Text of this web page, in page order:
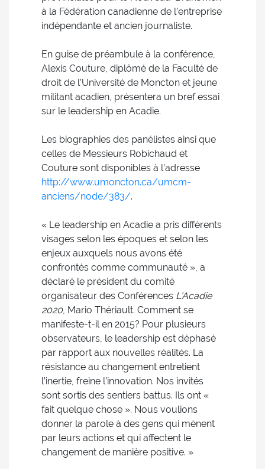
à la Fédération canadienne de l’entreprise
indépendante et ancien journaliste.
En guise de préambule à la conférence,
Alexis Couture, diplômé de la Faculté de
droit de l’Université de Moncton et jeune
militant acadien, présentera un bref essai
sur le leadership en Acadie.
Les biographies des panélistes ainsi que
celles de Messieurs Robichaud et
Couture sont disponibles à l’adresse
http://www.umoncton.ca/umcm-
anciens/node/383/.
« Le leadership en Acadie a pris différents
visages selon les époques et selon les
enjeux auxquels nous avons été
confrontés comme communauté », a
déclaré le président du comité
organisateur des Conférences L’Acadie
2020, Mario Thériault. Comment se
manifeste-t-il en 2015? Pour plusieurs
observateurs, le leadership est déphasé
par rapport aux nouvelles réalités. La
résistance au changement entretient
l’inertie, freine l’innovation. Nos invités
sont sortis des sentiers battus. Ils ont «
fait quelque chose ». Nous voulions
donner la parole à des gens qui mènent
par leurs actions et qui affectent le
changement de manière positive. »